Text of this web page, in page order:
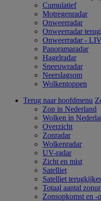
Cumulatief
Motregenradar
Onweerradar
Onweerradar
Onweerradar -
Panoramaradar
Hagelradar
Sneeuwradar
Neerslagsom
Wolkentoppen
Terug naar hoofdmenu
Zon in Nederland
Wolken in
Overzicht
Zonradar
Wolkenradar
UV-radar
Zicht en mist
Satelliet
Satelliet
Totaal aantal
Zonsopkomst en -